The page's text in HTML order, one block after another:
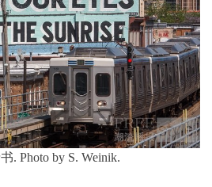
. Photo by S. Weinik.